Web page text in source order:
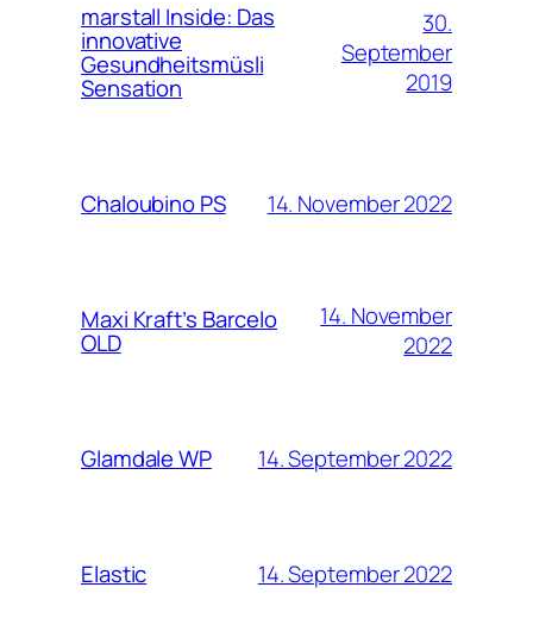
marstall Inside: Das
innovative
Gesundheitsmüsli
Sensation
30.
September
2019
Chaloubino PS 14. November 2022
Maxi Kraft’s Barcelo
OLD
14. November
2022
Glamdale WP 14. September 2022
Elastic 14. September 2022